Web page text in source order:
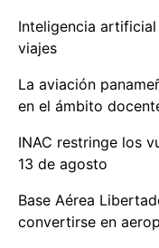
Inteligencia
viajes
La aviación
en el ámbito
INAC restringe los
13 de agosto
Base Aérea
convertirse en